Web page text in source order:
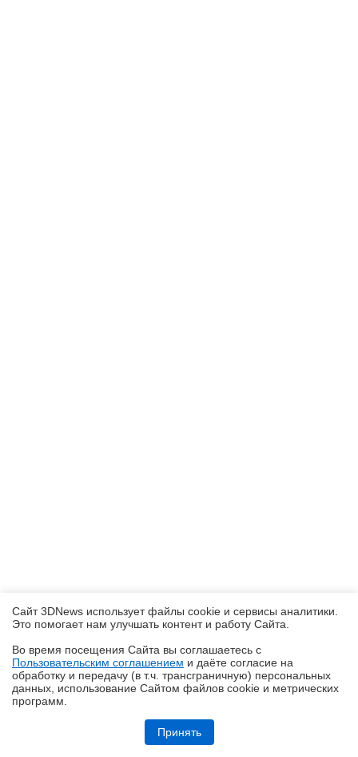
Обзор робота-газонокосилки Dreame Roboticmower A1 Pro 2000: когда
на дачу приезжаешь только отдыхать
Сайт 3DNews использует файлы cookie и сервисы аналитики.
Это помогает нам улучшать контент и работу Cайта.
Во время посещения Cайта вы соглашаетесь с
Пользовательским соглашением и даёте согласие на
обработку и передачу (в т.ч. трансграничную) персональных
данных, использование Cайтом файлов cookie и метрических
программ.
Принять